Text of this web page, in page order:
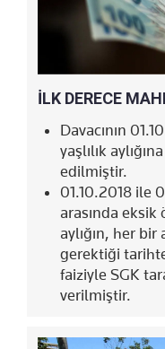
İLK DERECE
Davacının
yaşlılık
edilmiştir.
01.10.2018 ile
arasında
aylığın, her bir
gerektiği
faiziyle SGK
verilmiştir.